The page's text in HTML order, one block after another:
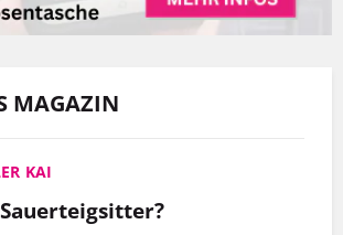
MAGAZIN
KAI